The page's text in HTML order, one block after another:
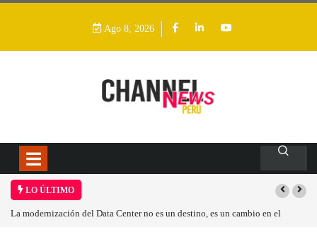
Ago 8, 2026
LO ÚLTIMO
el Los ingresos por semiconductores aumentarán más de un 94 % en